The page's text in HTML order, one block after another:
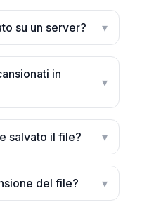
su un server? ▾
in
▾
salvato il file? ▾
del file? ▾